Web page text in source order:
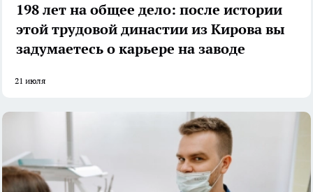
198 лет на общее дело: после истории
этой трудовой династии из Кирова вы
задумаетесь о карьере на заводе
21 июля